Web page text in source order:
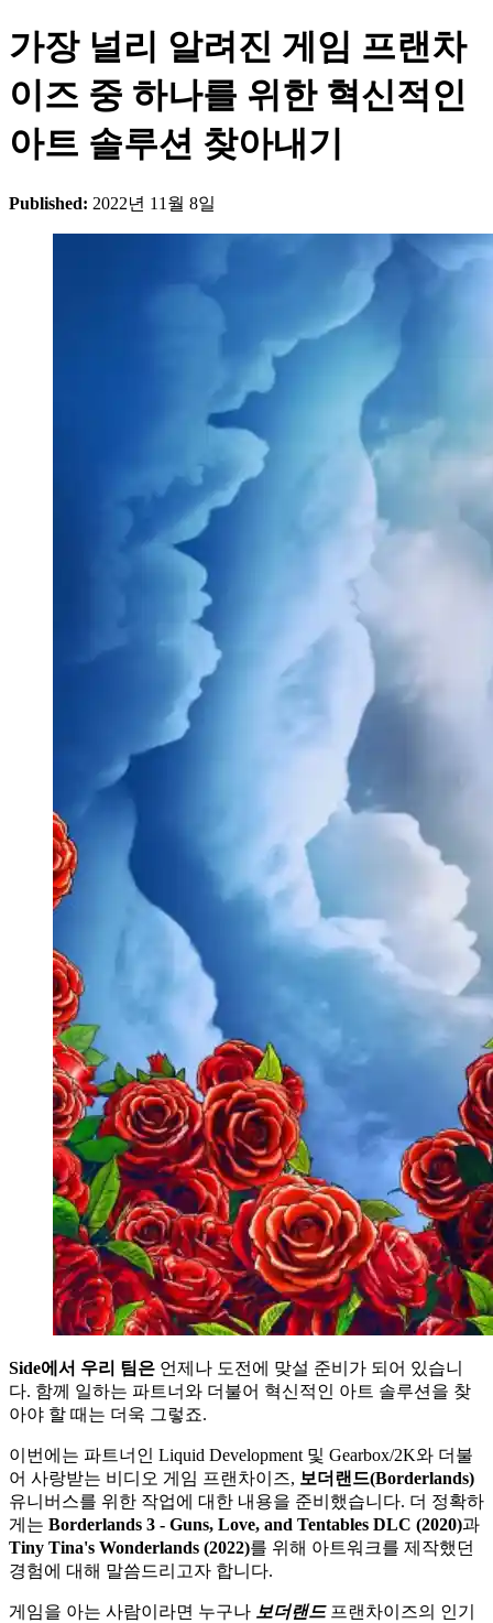
가장 널리 알려진 게임 프랜차
이즈 중 하나를 위한 혁신적인
아트 솔루션 찾아내기
Published: 2022년 11월 8일
Side에서 우리 팀은 언제나 도전에 맞설 준비가 되어 있습니
다. 함께 일하는 파트너와 더불어 혁신적인 아트 솔루션을 찾
아야 할 때는 더욱 그렇죠.
이번에는 파트너인 Liquid Development 및 Gearbox/2K와 더불
어 사랑받는 비디오 게임 프랜차이즈, 보더랜드(Borderlands)
유니버스를 위한 작업에 대한 내용을 준비했습니다. 더 정확하
게는 Borderlands 3 - Guns, Love, and Tentables DLC (2020)과
Tiny Tina's Wonderlands (2022)를 위해 아트워크를 제작했던
경험에 대해 말씀드리고자 합니다.
게임을 아는 사람이라면 누구나 보더랜드프랜차이즈의 인기